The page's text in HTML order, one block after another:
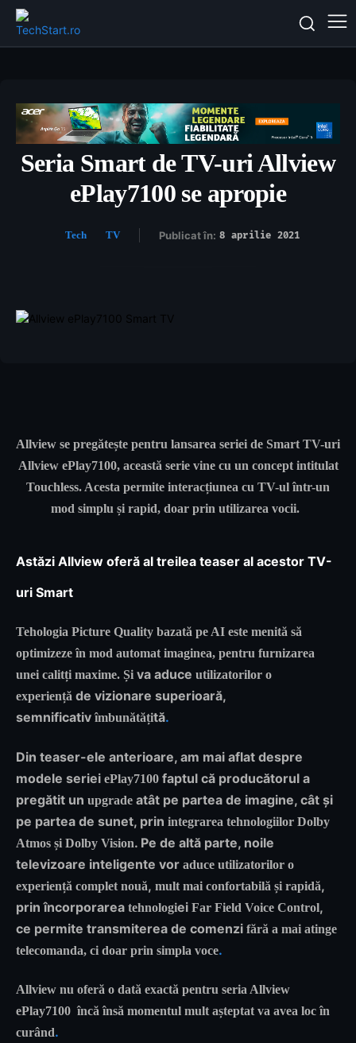
Seria Smart de TV-uri Allview
ePlay7100 se apropie
Tech TV Publicat în: 8 aprilie 2021
Allview se pregătește pentru lansarea seriei de Smart TV-uri
Allview ePlay7100, această serie vine cu un concept intitulat
Touchless. Acesta permite interacțiunea cu TV-ul într-un
mod simplu și rapid, doar prin utilizarea vocii.
Astăzi Allview oferă al treilea teaser al acestor TV-
uri Smart
Tehologia Picture Quality bazată pe AI este menită să
optimizeze în mod automat imaginea, pentru furnizarea
unei calitți maxime. Și va aduce utilizatorilor o
experiență de vizionare superioară,
semnificativ îmbunătățită.
Din teaser-ele anterioare, am mai aflat despre
modele seriei ePlay7100 faptul că producătorul a
pregătit un upgrade atât pe partea de imagine, cât și
pe partea de sunet, prin integrarea tehnologiilor Dolby
Atmos și Dolby Vision. Pe de altă parte, noile
televizoare inteligente vor aduce utilizatorilor o
experiență complet nouă, mult mai confortabilă și rapidă,
prin încorporarea tehnologiei Far Field Voice Control,
ce permite transmiterea de comenzi fără a mai atinge
telecomanda, ci doar prin simpla voce.
Allview nu oferă o dată exactă pentru seria Allview
ePlay7100 încă însă momentul mult așteptat va avea loc în
curând.